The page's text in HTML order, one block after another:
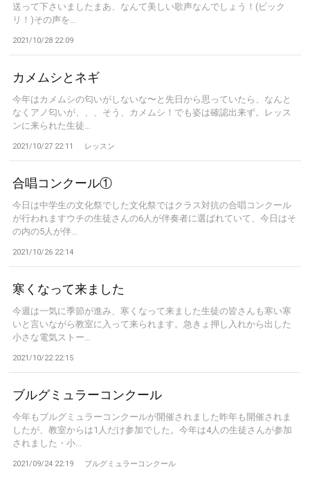
送って下さいましたまあ、なんて美しい歌声なんでしょう！(ビック
リ！)その声を...
2021/10/28 22:09
カメムシとネギ
今年はカメムシの匂いがしないな〜と先日から思っていたら、なんと
なくアノ匂いが、、、そう、カメムシ！でも姿は確認出来ず。レッス
ンに来られた生徒...
2021/10/27 22:11 レッスン
合唱コンクール①
今日は中学生の文化祭でした文化祭ではクラス対抗の合唱コンクール
が行われますウチの生徒さんの6人が伴奏者に選ばれていて、今日はそ
の内の5人が伴...
2021/10/26 22:14
寒くなって来ました
今週は一気に季節が進み、寒くなって来ました生徒の皆さんも寒い寒
いと言いながら教室に入って来られます。急きょ押し入れから出した
小さな電気ストー...
2021/10/22 22:15
ブルグミュラーコンクール
今年もブルグミュラーコンクールが開催されました昨年も開催されま
したが、教室からは1人だけ参加でした。今年は4人の生徒さんが参加
されました・小...
2021/09/24 22:19 ブルグミュラーコンクール